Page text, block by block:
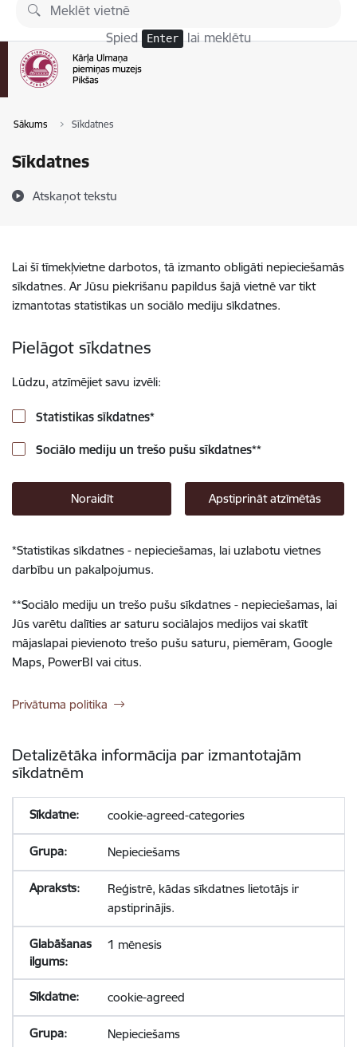
Pāriet uz lapas saturu
Spied Enter lai meklētu
Sākums Sīkdatnes
Sīkdatnes
Atskaņot tekstu
Lai šī tīmekļvietne darbotos, tā izmanto obligāti nepieciešamās
sīkdatnes. Ar Jūsu piekrišanu papildus šajā vietnē var tikt
izmantotas statistikas un sociālo mediju sīkdatnes.
Pielāgot sīkdatnes
Lūdzu, atzīmējiet savu izvēli:
Statistikas sīkdatnes*
Sociālo mediju un trešo pušu sīkdatnes**
Noraidīt Apstiprināt atzīmētās
*Statistikas sīkdatnes - nepieciešamas, lai uzlabotu vietnes
darbību un pakalpojumus.
**Sociālo mediju un trešo pušu sīkdatnes - nepieciešamas, lai
Jūs varētu dalīties ar saturu sociālajos medijos vai skatīt
mājaslapai pievienoto trešo pušu saturu, piemēram, Google
Maps, PowerBI vai citus.
Privātuma politika
Detalizētāka informācija par izmantotajām
sīkdatnēm
cookie-agreed-categories
Nepieciešams
Reģistrē, kādas sīkdatnes lietotājs ir
apstiprinājis.
1 mēnesis
cookie-agreed
Nepieciešams